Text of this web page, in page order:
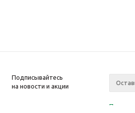
Подписывайтесь
на новости и акции